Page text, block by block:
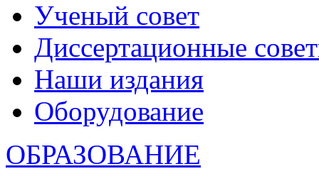
Ученый совет
Диссертационные
Наши издания
Оборудование
ОБРАЗОВАНИЕ